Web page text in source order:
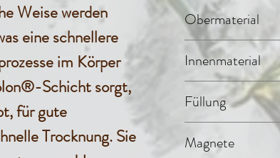
Weise werden
eine schnellere
im Körper
Schicht sorgt,
für gute
Trocknung. Sie
Obermaterial
B-NEV™
70%
Innenmaterial
Evolon®
Füllung
Magnete